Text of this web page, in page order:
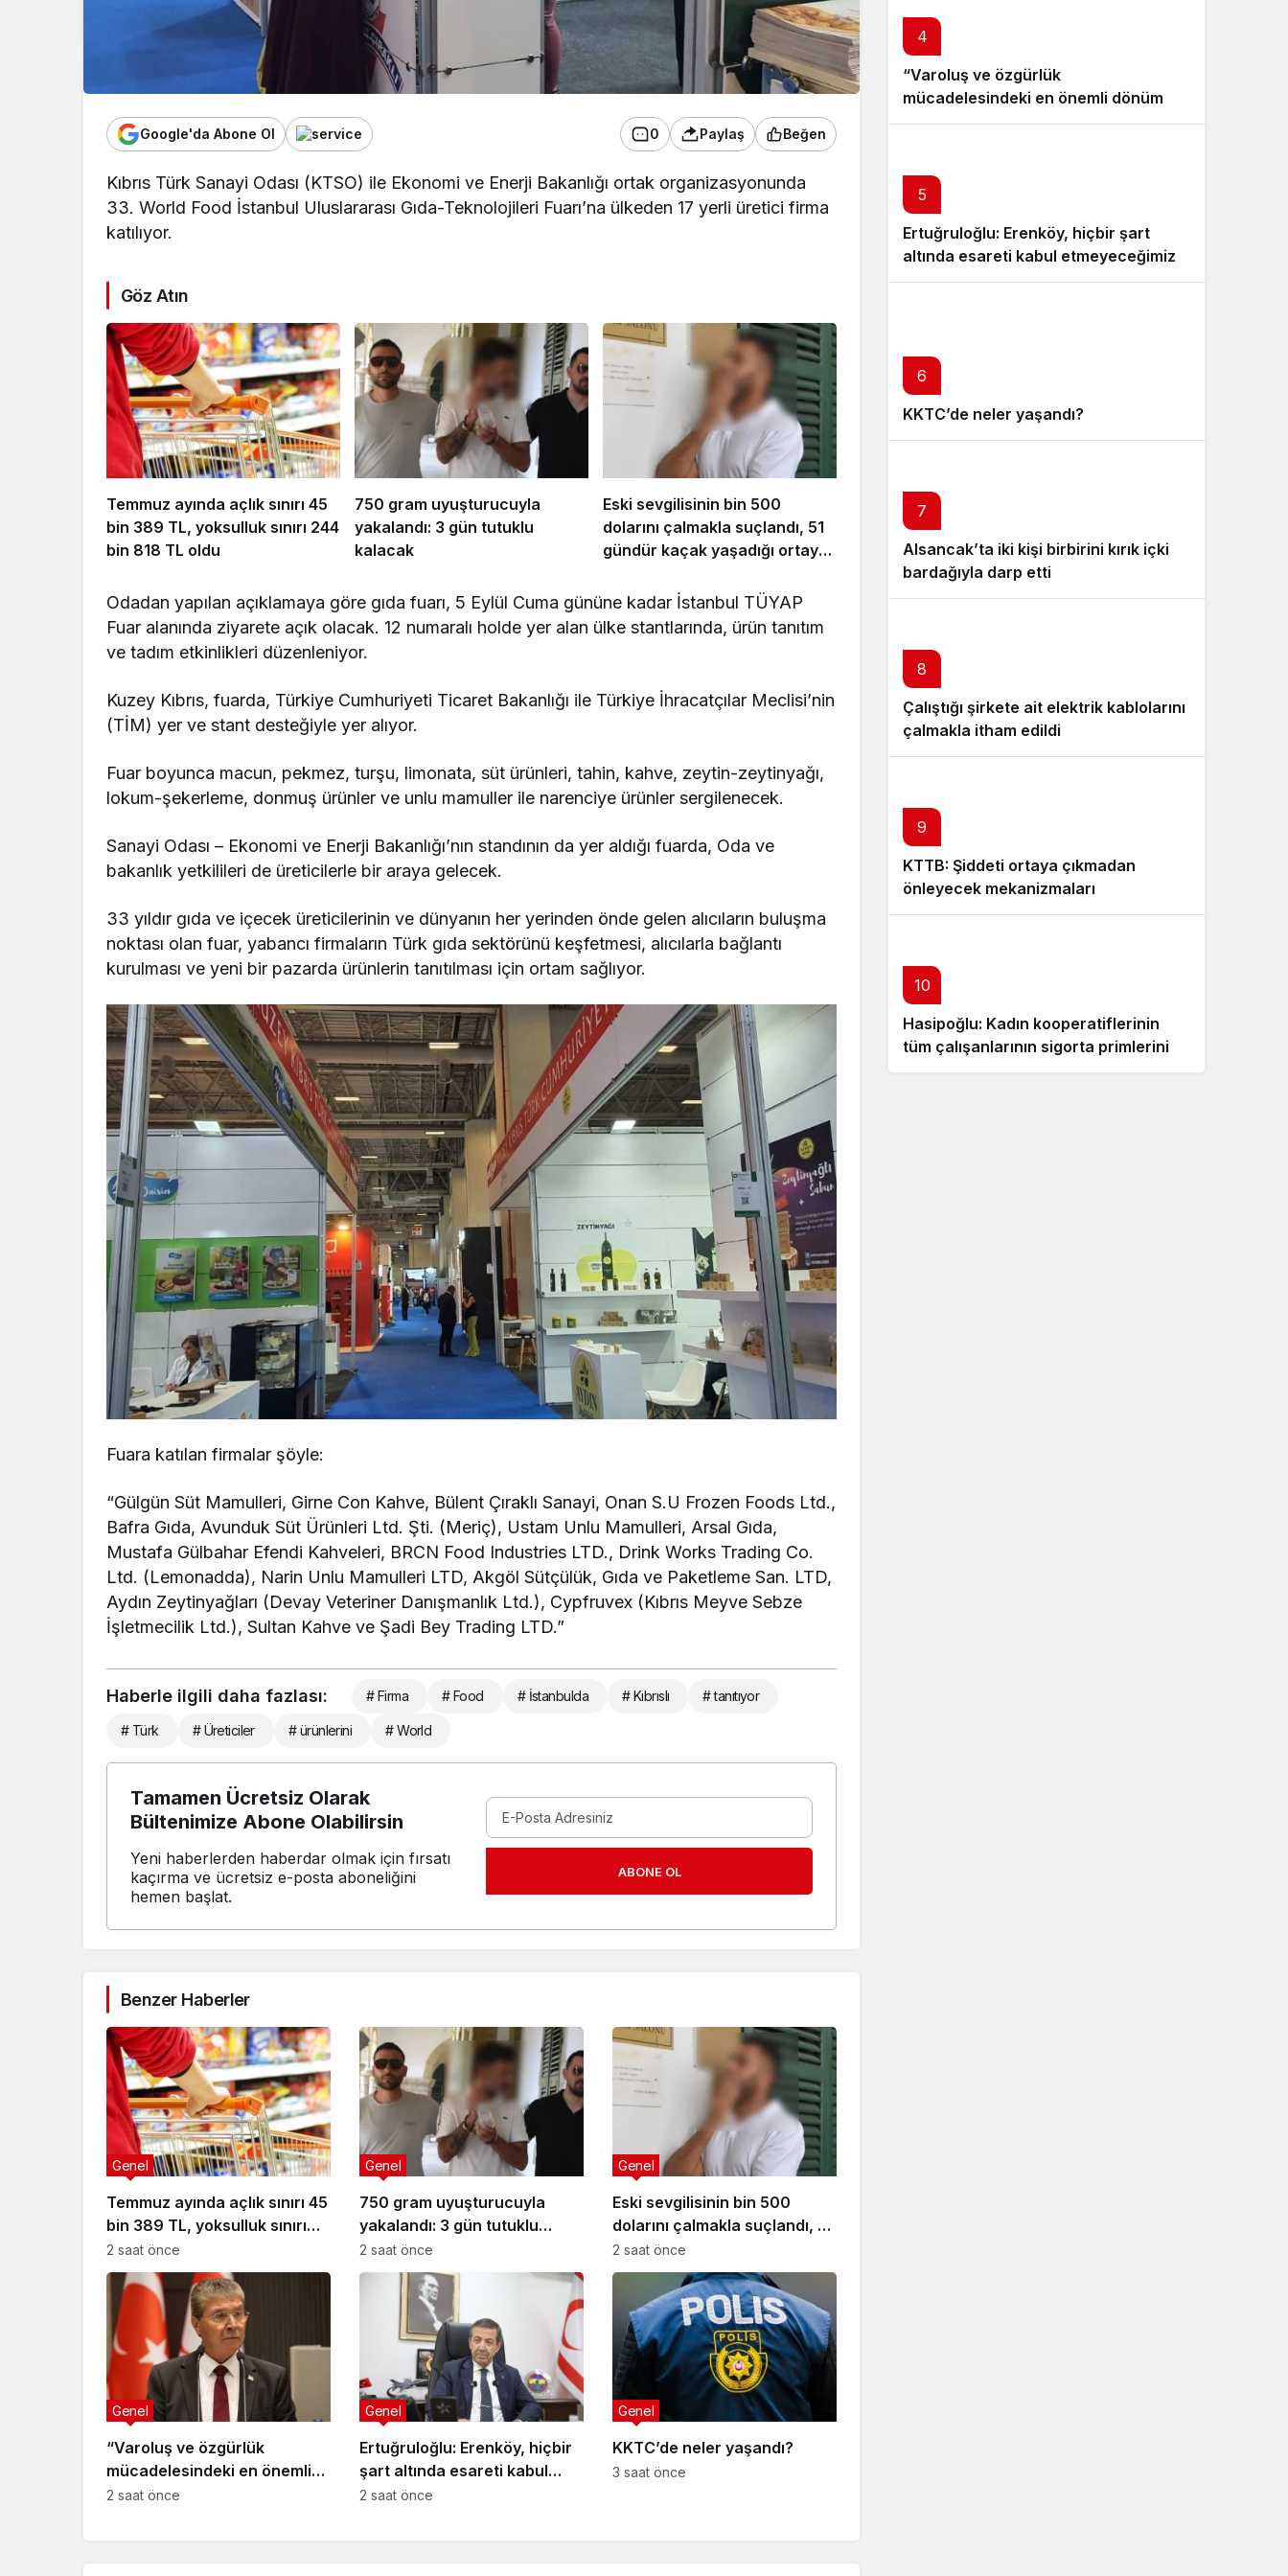
Google'da Abone Ol 0 Paylaş Beğen
Kıbrıs Türk Sanayi Odası (KTSO) ile Ekonomi ve Enerji Bakanlığı ortak organizasyonunda
33. World Food İstanbul Uluslararası Gıda-Teknolojileri Fuarı’na ülkeden 17 yerli üretici firma
katılıyor.
Göz Atın
Temmuz ayında açlık sınırı 45
bin 389 TL, yoksulluk sınırı 244
bin 818 TL oldu
750 gram uyuşturucuyla
yakalandı: 3 gün tutuklu
kalacak
Eski sevgilisinin bin 500
dolarını çalmakla suçlandı, 51
gündür kaçak yaşadığı ortaya
Odadan yapılan açıklamaya göre gıda fuarı, 5 Eylül Cuma gününe kadar İstanbul TÜYAP
Fuar alanında ziyarete açık olacak. 12 numaralı holde yer alan ülke stantlarında, ürün tanıtım
ve tadım etkinlikleri düzenleniyor.
Kuzey Kıbrıs, fuarda, Türkiye Cumhuriyeti Ticaret Bakanlığı ile Türkiye İhracatçılar Meclisi’nin
(TİM) yer ve stant desteğiyle yer alıyor.
Fuar boyunca macun, pekmez, turşu, limonata, süt ürünleri, tahin, kahve, zeytin-zeytinyağı,
lokum-şekerleme, donmuş ürünler ve unlu mamuller ile narenciye ürünler sergilenecek.
Sanayi Odası – Ekonomi ve Enerji Bakanlığı’nın standının da yer aldığı fuarda, Oda ve
bakanlık yetkilileri de üreticilerle bir araya gelecek.
33 yıldır gıda ve içecek üreticilerinin ve dünyanın her yerinden önde gelen alıcıların buluşma
noktası olan fuar, yabancı firmaların Türk gıda sektörünü keşfetmesi, alıcılarla bağlantı
kurulması ve yeni bir pazarda ürünlerin tanıtılması için ortam sağlıyor.
Fuara katılan firmalar şöyle:
“Gülgün Süt Mamulleri, Girne Con Kahve, Bülent Çıraklı Sanayi, Onan S.U Frozen Foods Ltd.,
Bafra Gıda, Avunduk Süt Ürünleri Ltd. Şti. (Meriç), Ustam Unlu Mamulleri, Arsal Gıda,
Mustafa Gülbahar Efendi Kahveleri, BRCN Food Industries LTD., Drink Works Trading Co.
Ltd. (Lemonadda), Narin Unlu Mamulleri LTD, Akgöl Sütçülük, Gıda ve Paketleme San. LTD,
Aydın Zeytinyağları (Devay Veteriner Danışmanlık Ltd.), Cypfruvex (Kıbrıs Meyve Sebze
İşletmecilik Ltd.), Sultan Kahve ve Şadi Bey Trading LTD.”
Haberle ilgili daha fazlası: # Firma # Food # İstanbulda # Kıbrıslı # tanıtıyor
# Türk # Üreticiler # ürünlerini # World
Tamamen Ücretsiz Olarak
Bültenimize Abone Olabilirsin
Yeni haberlerden haberdar olmak için fırsatı
kaçırma ve ücretsiz e-posta aboneliğini
hemen başlat.
ABONE OL
Benzer Haberler
Temmuz ayında açlık sınırı 45
bin 389 TL, yoksulluk sınırı
244 bin 818 TL oldu
Genel
2 saat önce
750 gram uyuşturucuyla
yakalandı: 3 gün tutuklu
kalacak
Genel
2 saat önce
Eski sevgilisinin bin 500
dolarını çalmakla suçlandı, 51
gündür kaçak yaşadığı
ortaya çıktı
Genel
2 saat önce
“Varoluş ve özgürlük
mücadelesindeki en önemli
dönüm noktalarından biri”
Genel
2 saat önce
Ertuğruloğlu: Erenköy, hiçbir
şart altında esareti kabul
etmeyeceğimizin en açık
Genel
2 saat önce
KKTC’de neler yaşandı?
Genel
3 saat önce
4
“Varoluş ve özgürlük
mücadelesindeki en önemli dönüm
noktalarından biri”
5
Ertuğruloğlu: Erenköy, hiçbir şart
altında esareti kabul etmeyeceğimizin
en açık kanıtıdır
6
KKTC’de neler yaşandı?
7
Alsancak’ta iki kişi birbirini kırık içki
bardağıyla darp etti
8
Çalıştığı şirkete ait elektrik kablolarını
çalmakla itham edildi
9
KTTB: Şiddeti ortaya çıkmadan
önleyecek mekanizmaları
güçlendirmek zorundayız
10
Hasipoğlu: Kadın kooperatiflerinin
tüm çalışanlarının sigorta primlerini